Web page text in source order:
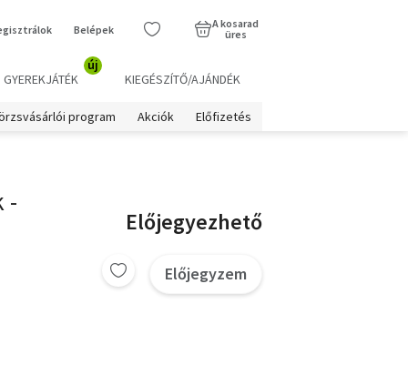
Belépek
A kosarad
üres
GYEREKJÁTÉK
új
KIEGÉSZÍTŐ/AJÁNDÉK
program Akciók Előfizetés
-
Előjegyezhető
Előjegyzem